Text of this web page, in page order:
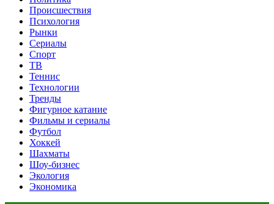
Происшествия
Психология
Рынки
Сериалы
Спорт
ТВ
Теннис
Технологии
Тренды
Фигурное катание
Фильмы и сериалы
Футбол
Хоккей
Шахматы
Шоу-бизнес
Экология
Экономика